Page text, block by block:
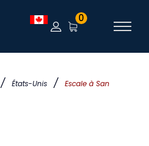
/ États-Unis /
Escale à San
0